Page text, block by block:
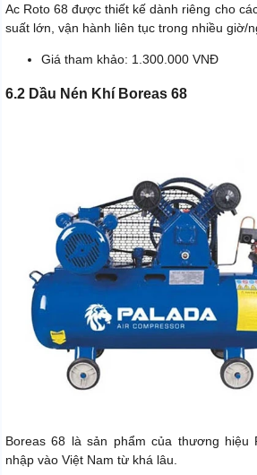
Ac Roto 68 được thiết kế dành riêng cho
suất lớn, vận hành liên tục trong nhiều giờ/
Giá tham khảo: 1.300.000 VNĐ
6.2 Dầu Nén Khí Boreas 68
Boreas 68 là sản phẩm của thương hiệu
nhập vào Việt Nam từ khá lâu.